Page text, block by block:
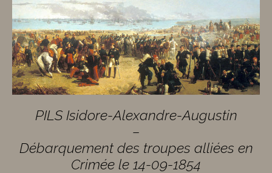
PILS Isidore-Alexandre-Augustin
–
Débarquement des troupes alliées en
Crimée le 14-09-1854